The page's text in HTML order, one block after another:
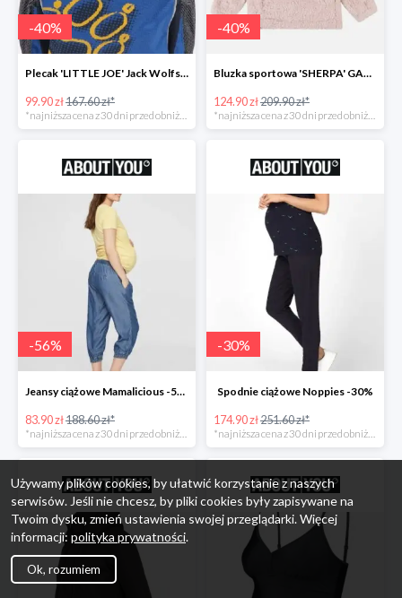
-40%
Plecak 'LITTLE JOE' Jack Wolfskin -40%
99.90 zł167.60 zł*
*najniższa cena z 30 dni przed obniżką
-40%
Bluzka sportowa 'SHERPA' GAP -40%
124.90 zł209.90 zł*
*najniższa cena z 30 dni przed obniżką
-56%
Jeansy ciążowe Mamalicious -56%
83.90 zł188.60 zł*
-30%
Spodnie ciążowe Noppies -30%
174.90 zł251.60 zł*
Używamy plików cookies, by ułatwić korzystanie z naszych
serwisów. Jeśli nie chcesz, by pliki cookies były zapisywane na
Twoim dysku, zmień ustawienia swojej przeglądarki. Więcej
informacji: polityka prywatności.
Ok, rozumiem